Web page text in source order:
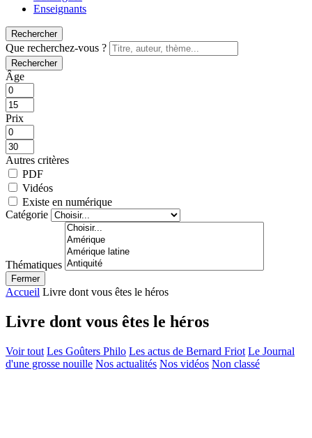
Enseignants
Rechercher
Que recherchez-vous ?
Rechercher
Âge
Prix
Autres critères
PDF
Vidéos
Existe en numérique
Catégorie
Thématiques
Fermer
Accueil Livre dont vous êtes le héros
Livre dont vous êtes le héros
Voir tout Les Goûters Philo Les actus de Bernard Friot Le Journal
d'une grosse nouille Nos actualités Nos vidéos Non classé